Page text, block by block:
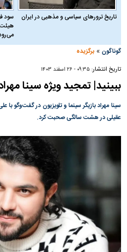
تاریخ ترورهای سیاسی و مذهبی در ایران
سود
گوناگون »برگزیده
تاریخ انتشار:۰۹:۳۵ - ۲۶ اسفند ۱۴۰۳
ببینید| تمجید ویژه سینا
سینا مهراد بازیگر سینما و تلویزیون در گفت‌و‌گو
عقیلی در هشت سالگی صحبت کرد.